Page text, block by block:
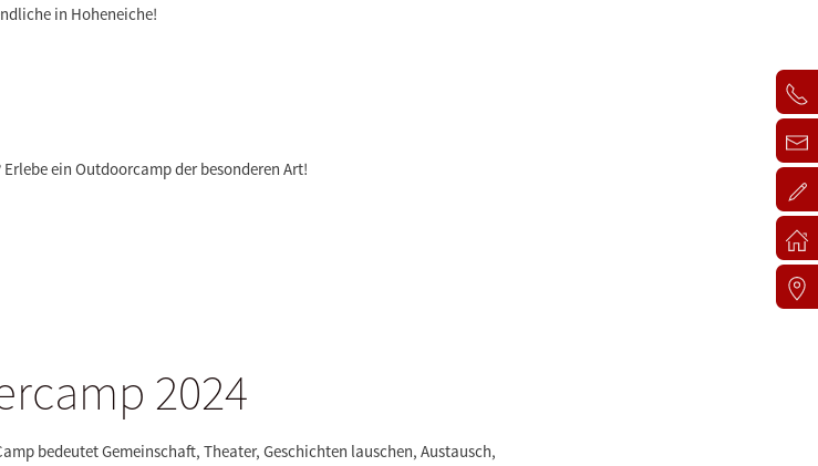
in Hoheneiche!
ein Outdoorcamp der besonderen Art!
2024
bedeutet Gemeinschaft, Theater, Geschichten lauschen, Austausch,